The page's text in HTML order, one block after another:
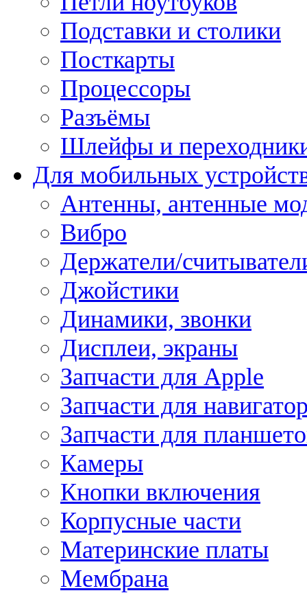
Подставки и столики
Посткарты
Процессоры
Разъёмы
Шлейфы и
Для мобильных
Антенны, антенные
Вибро
Держатели/
Джойстики
Динамики, звонки
Дисплеи, экраны
Запчасти для Apple
Запчасти для
Запчасти для
Камеры
Кнопки включения
Корпусные части
Материнские платы
Мембрана